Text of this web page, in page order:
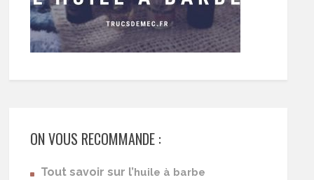
ON VOUS RECOMMANDE :
Tout savoir sur l’huile à barbe